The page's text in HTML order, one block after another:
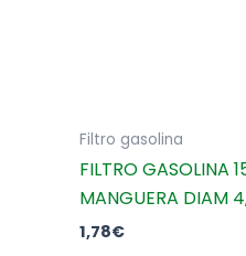
Filtro gasolina
FILTRO GASOLINA
MANGUERA DIAM
1,78€